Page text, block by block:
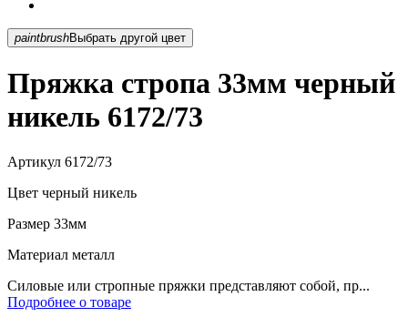
paintbrush Выбрать другой цвет
Пряжка стропа 33мм черный
никель 6172/73
Артикул 6172/73
Цвет черный никель
Размер 33мм
Материал металл
Силовые или стропные пряжки представляют собой, пр...
Подробнее о товаре